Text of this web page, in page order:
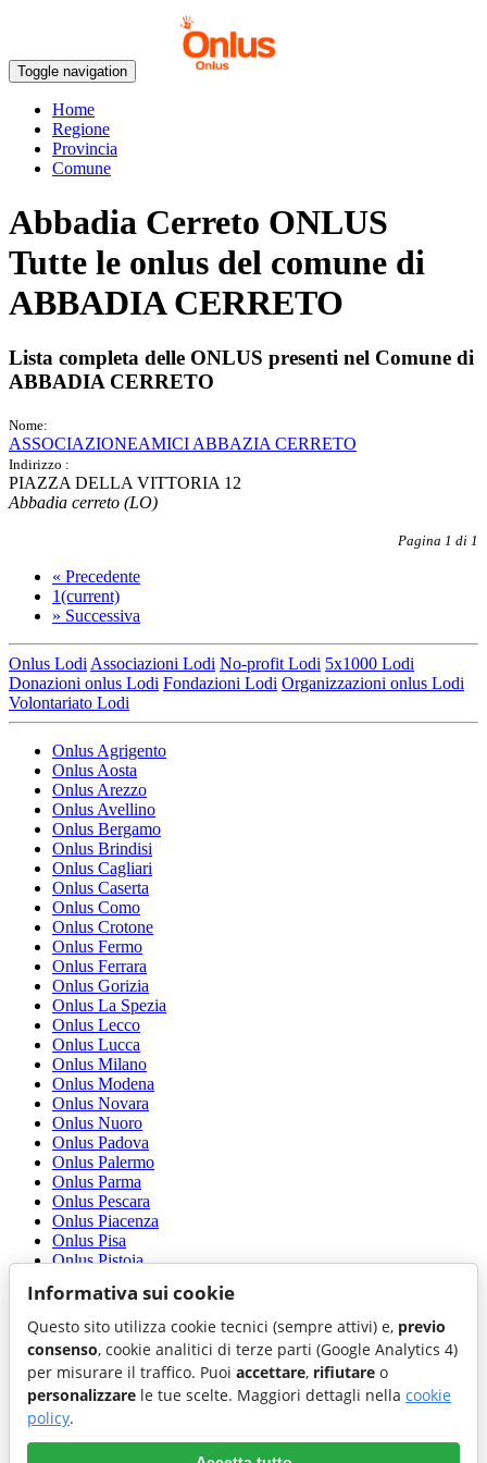
Toggle navigation
Home
Regione
Provincia
Comune
Abbadia Cerreto ONLUS
Tutte le onlus del comune di
ABBADIA CERRETO
Lista completa delle ONLUS presenti nel Comune di
ABBADIA CERRETO
Nome:
ASSOCIAZIONEAMICI ABBAZIA CERRETO
Indirizzo :
PIAZZA DELLA VITTORIA 12
Abbadia cerreto (LO)
Pagina 1 di 1
« Precedente
1(current)
» Successiva
Onlus Lodi Associazioni Lodi No-profit Lodi 5x1000 Lodi
Donazioni onlus Lodi Fondazioni Lodi Organizzazioni onlus Lodi
Volontariato Lodi
Onlus Agrigento
Onlus Aosta
Onlus Arezzo
Onlus Avellino
Onlus Bergamo
Onlus Brindisi
Onlus Cagliari
Onlus Caserta
Onlus Como
Onlus Crotone
Onlus Fermo
Onlus Ferrara
Onlus Gorizia
Onlus La Spezia
Onlus Lecco
Onlus Lucca
Onlus Milano
Onlus Modena
Onlus Novara
Onlus Nuoro
Onlus Padova
Onlus Palermo
Onlus Parma
Onlus Pescara
Onlus Piacenza
Onlus Pisa
Onlus Pistoia
Onlus Ravenna
Onlus Rieti
Onlus Roma
Onlus Rovigo
Onlus Salerno
Onlus Sassari
Onlus Savona
Informativa sui cookie
Questo sito utilizza cookie tecnici (sempre attivi) e, previo
consenso, cookie analitici di terze parti (Google Analytics 4)
per misurare il traffico. Puoi accettare, rifiutare o
personalizzare le tue scelte. Maggiori dettagli nella cookie
policy.